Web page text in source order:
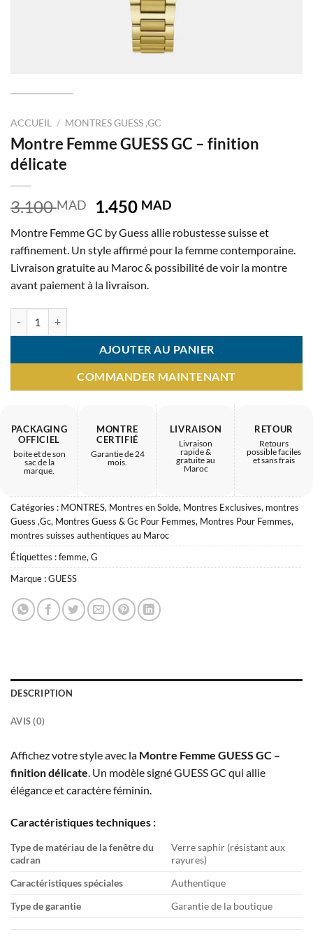
ACCUEIL / MONTRES GUESS ,GC
Montre Femme GUESS GC – finition
délicate
3.100MAD
Le
initial
était :
3.100 MAD.
1.450 MADLe
actuel
est :
1.450 MAD.
Montre Femme GC by Guess allie robustesse suisse et
raffinement. Un style affirmé pour la femme contemporaine.
Livraison gratuite au Maroc & possibilité de voir la montre
avant paiement à la livraison.
AJOUTER AU PANIER
COMMANDER MAINTENANT
PACKAGING
OFFICIEL
boite et de son
sac de la
marque.
MONTRE
CERTIFIÉ
Garantie de 24
mois.
LIVRAISON
Livraison
rapide &
gratuite au
Maroc
RETOUR
Retours
possible faciles
et sans frais
Catégories : MONTRES, Montres en Solde, Montres Exclusives, montres
Guess ,Gc, Montres Guess & Gc Pour Femmes, Montres Pour Femmes,
montres suisses authentiques au Maroc
Étiquettes :femme,G
Marque :GUESS
DESCRIPTION
AVIS (0)
Affichez votre style avec la Montre Femme GUESS GC –
finition délicate. Un modèle signé GUESS GC qui allie
élégance et caractère féminin.
Caractéristiques techniques :
Type de matériau de la fenêtre du
cadran
Verre saphir (résistant aux
rayures)
Caractéristiques spéciales
Authentique
Type de garantie
Garantie de la boutique